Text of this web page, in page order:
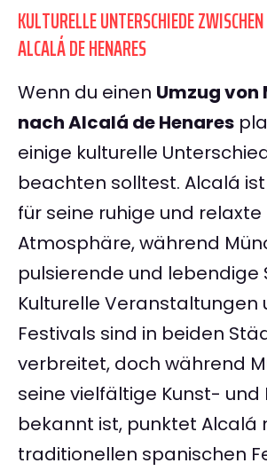
KULTURELLE UNTERSCHIEDE
ALCALÁ DE HENARES
Wenn du einen Umzug von
nach Alcalá de Henares
einige kulturelle
beachten solltest. Alcalá
für seine ruhige und relaxte
Atmosphäre, während
pulsierende und lebendige
Kulturelle Veranstaltungen
Festivals sind in beiden
verbreitet, doch während
seine vielfältige Kunst- und
bekannt ist, punktet Alcalá
traditionellen spanischen